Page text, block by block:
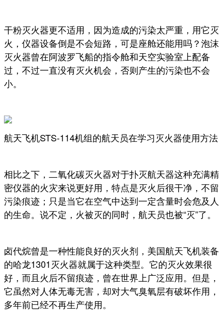
干粉灭火器更不适用，因为造成的污染太严重，用它灭
火，仪器设备倒是不会短路，可是座舱还能用吗？泡沫
灭火器曾在阿波罗飞船的指令舱和天空实验室上配备
过，不过一直没有灭火机会，否则产生的污染也不会
小。
航天飞机STS-114机组的航天员在学习灭火器使用方法
相比之下，二氧化碳灭火器对于扑灭航天器这种充满精
密仪器的火灾来说更好用，特点是灭火后很干净，不留
污染痕迹；只是当它在空气中达到一定含量时会危及人
的生命。说不定，火被灭的同时，航天员也被“灭”了。
卤代烷曾是一种性能良好的灭火剂，美国航天飞机装备
的哈龙1301灭火器就属于这种类型。它的灭火效果很
好，而且火后不留痕迹，曾在世界上广泛应用。但是，
它虽然对人体无毒无害，却对大气臭氧层有破坏作用，
多年前已经不再生产使用。